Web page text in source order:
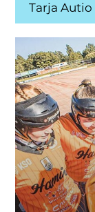
Tarja Autio